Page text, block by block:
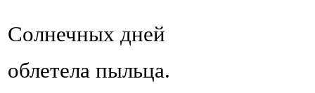
Солнечных дней
облетела пыльца.